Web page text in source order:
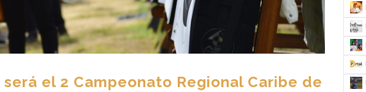
el 2 Campeonato Regional Caribe de